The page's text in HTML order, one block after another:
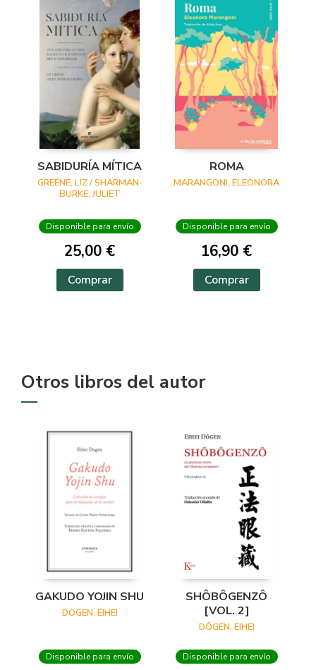
SABIDURÍA MÍTICA
GREENE, LIZ / SHARMAN-
BURKE, JULIET
Disponible para envío
25,00 €
Comprar
ROMA
MARANGONI, ELEONORA
Disponible para envío
16,90 €
Comprar
Otros libros del autor
GAKUDO YOJIN SHU
DOGEN, EIHEI
Disponible para envío
SHÔBÔGENZÔ
[VOL. 2]
DÔGEN, EIHEI
Disponible para envío